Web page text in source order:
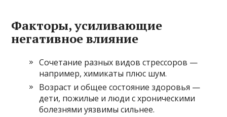
Факторы, усиливающие
негативное влияние
Сочетание разных видов стрессоров —
например, химикаты плюс шум.
Возраст и общее состояние здоровья —
дети, пожилые и люди с хроническими
болезнями уязвимы сильнее.